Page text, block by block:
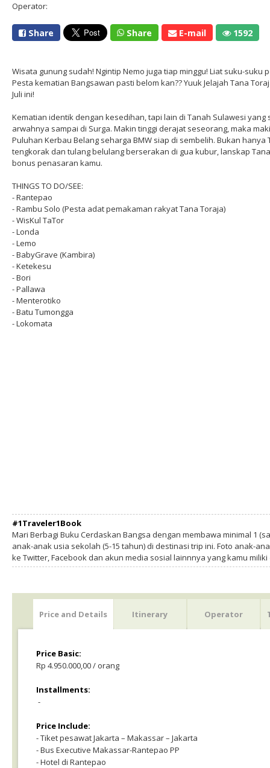
Operator:
Share Share E-mail 1592
Wisata gunung sudah! Ngintip Nemo juga tiap minggu! Liat suku-suku
Pesta kematian Bangsawan pasti belom kan?? Yuuk Jelajah Tana
Juli ini!
Kematian identik dengan kesedihan, tapi lain di Tanah Sulawesi yang
arwahnya sampai di Surga. Makin tinggi derajat seseorang, maka
Puluhan Kerbau Belang seharga BMW siap di sembelih. Bukan
tengkorak dan tulang belulang berserakan di gua kubur, lanskap
bonus penasaran kamu.
THINGS TO DO/SEE:
- Rantepao
- Rambu Solo (Pesta adat pemakaman rakyat Tana Toraja)
- WisKul TaTor
- Londa
- Lemo
- BabyGrave (Kambira)
- Ketekesu
- Bori
- Pallawa
- Menterotiko
- Batu Tumongga
- Lokomata
#1Traveler1Book
Mari Berbagi Buku Cerdaskan Bangsa dengan membawa minimal 1
anak-anak usia sekolah (5-15 tahun) di destinasi trip ini. Foto anak-
ke Twitter, Facebook dan akun media sosial lainnnya yang kamu
Price and Details Itinerary Operator
Price Basic:
Rp 4.950.000,00 / orang
Installments:
-
Price Include:
- Tiket pesawat Jakarta – Makassar – Jakarta
- Bus Executive Makassar-Rantepao PP
- Hotel di Rantepao